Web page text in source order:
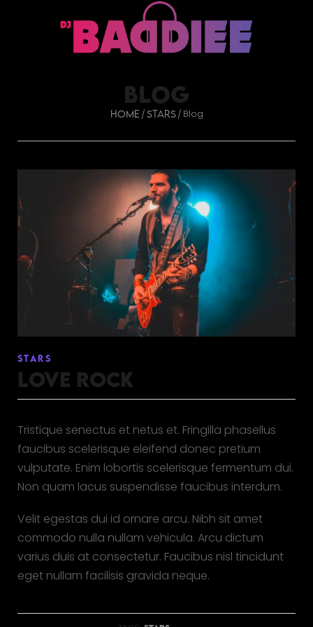
BLOG
Home /Stars / Blog
STARS
LOVE ROCK
Tristique senectus et netus et. Fringilla phasellus
faucibus scelerisque eleifend donec pretium
vulputate. Enim lobortis scelerisque fermentum dui.
Non quam lacus suspendisse faucibus interdum.
Velit egestas dui id ornare arcu. Nibh sit amet
commodo nulla nullam vehicula. Arcu dictum
varius duis at consectetur. Faucibus nisl tincidunt
eget nullam facilisis gravida neque.